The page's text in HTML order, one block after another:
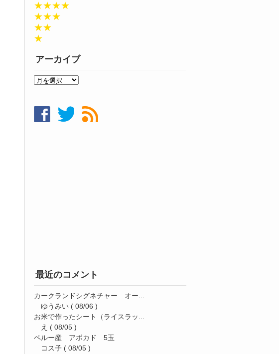
★★★★
★★★
★★
★
アーカイブ
ア
ブ
最近のコメント
カークランドシグネチャー オー...
ゆうみい ( 08/06 )
お米で作ったシート（ライスラッ...
え ( 08/05 )
ペルー産 アボカド 5玉
コス子 ( 08/05 )